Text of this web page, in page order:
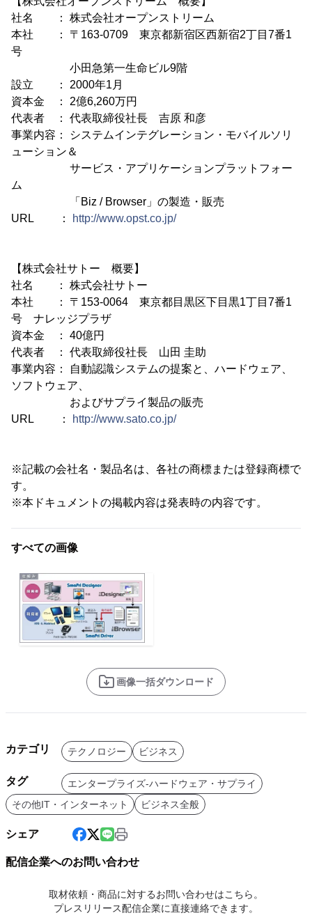
社名 ： 株式会社オープンストリーム
本社 ： 〒163-0709 東京都新宿区西新宿2丁目7番1
号
小田急第一生命ビル9階
設立 ： 2000年1月
資本金 ： 2億6,260万円
代表者 ： 代表取締役社長 吉原 和彦
事業内容： システムインテグレーション・モバイルソリ
ューション＆
サービス・アプリケーションプラットフォー
ム
「Biz / Browser」の製造・販売
URL ：
http://www.opst.co.jp/
【株式会社サトー 概要】
社名 ： 株式会社サトー
本社 ： 〒153-0064 東京都目黒区下目黒1丁目7番1
号 ナレッジプラザ
資本金 ： 40億円
代表者 ： 代表取締役社長 山田 圭助
事業内容： 自動認識システムの提案と、ハードウェア、
ソフトウェア、
およびサプライ製品の販売
URL ：
http://www.sato.co.jp/
※記載の会社名・製品名は、各社の商標または登録商標で
す。
※本ドキュメントの掲載内容は発表時の内容です。
すべての画像
画像一括ダウンロード
カテゴリ テクノロジー ビジネス
タグ
エンタープライズ-ハードウェア・サプライ
その他IT・インターネット
ビジネス全般
シェア
配信企業へのお問い合わせ
取材依頼・商品に対するお問い合わせはこちら。
プレスリリース配信企業に直接連絡できます。